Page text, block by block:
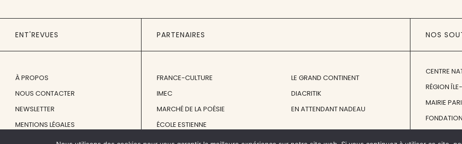
ENT'REVUES
À PROPOS
NOUS CONTACTER
NEWSLETTER
MENTIONS LÉGALES
PARTENAIRES
FRANCE-CULTURE
IMEC
MARCHÉ DE LA POÉSIE
ÉCOLE ESTIENNE
LE GRAND CONTINENT
DIACRITIK
EN ATTENDANT NADEAU
NOS
CENTRE
RÉGION
MAIRIE